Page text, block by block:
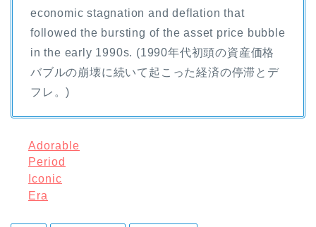
economic stagnation and deflation that
followed the bursting of the asset price bubble
in the early 1990s. (1990年代初頭の資産価格
バブルの崩壊に続いて起こった経済の停滞とデ
フレ。)
Adorable
Period
Iconic
Era